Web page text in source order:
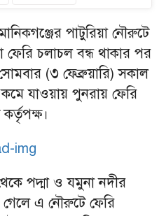
পাটুরিয়া নৌরুটে
ফেরি চলাচল বন্ধ থাকার পর
(৩ ফেব্রুয়ারি) সকাল
যাওয়ায় পুনরায় ফেরি
পদ্মা ও যমুনা নদীর
গেলে এ নৌরুটে ফেরি